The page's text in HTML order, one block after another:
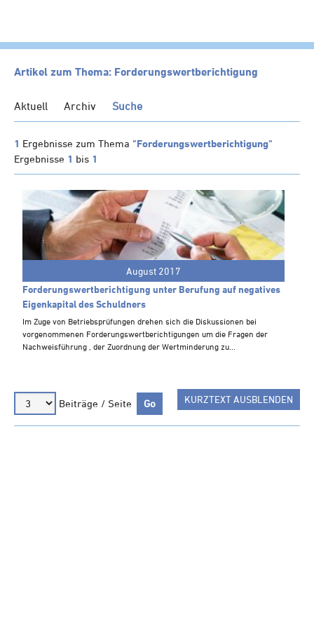
LEISTUNGEN
SERVICE
Klienten-Info
Management-Info
Ärzte-Info
Gastronomie-Info
Vermieter-Info
Steuern A-Z
Videoarchiv
Artikel zum Thema: Forderungswertberichtigung
Aktuell Archiv Suche
1 Ergebnisse zum Thema "Forderungswertberichtigung"
Ergebnisse 1 bis 1
August 2017
Forderungswertberichtigung unter Berufung auf negatives
Eigenkapital des Schuldners
Im Zuge von Betriebsprüfungen drehen sich die Diskussionen bei
vorgenommenen Forderungswertberichtigungen um die Fragen der
Nachweisführung , der Zuordnung der Wertminderung zu...
Beiträge / Seite KURZTEXT AUSBLENDEN